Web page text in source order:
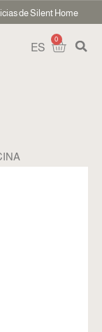
de Silent Home
ES
0